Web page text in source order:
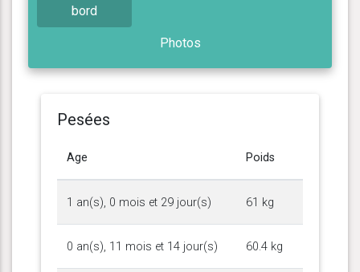
bord
Photos
Pesées
Age Poids
1 an(s), 0 mois et 29 jour(s) 61 kg
0 an(s), 11 mois et 14 jour(s) 60.4 kg